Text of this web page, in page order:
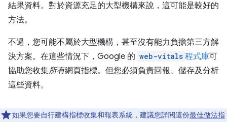
結果資料。對於資源充足的大型機構來說，這可能是較好的
方法。
不過，您可能不屬於大型機構，甚至沒有能力負擔第三方解
決方案。在這些情況下，Google 的 web-vitals 程式庫可
協助您收集所有網頁指標。但您必須負責回報、儲存及分析
這些資料。
如果您要自行建構指標收集和報表系統，建議您詳閱這份最佳做法指